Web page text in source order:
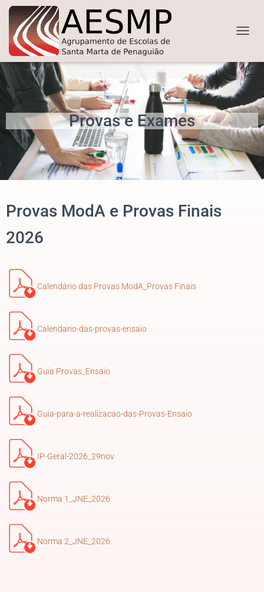
Provas e Exames
Provas ModA e Provas Finais
2026
Calendário das Provas ModA_Provas Finais
Calendario-das-provas-ensaio
Guia Provas_Ensaio
Guia-para-a-realizacao-das-Provas-Ensaio
IP-Geral-2026_29nov
Norma 1_JNE_2026
Norma 2_JNE_2026